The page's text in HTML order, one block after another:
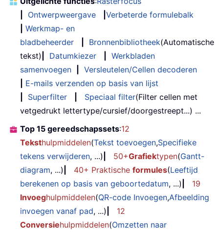
Ontwerpweergave
Verbeterde formulebalk
Werkmap- en
bladbeheerder
Bronnenbibliotheek(Automatische
tekst)
Datumkiezer
Werkbladen
samenvoegen
Versleutelen/Cellen decoderen
E-mails verzenden op basis van lijst
Superfilter Speciaal filter(Filter cellen met
vetgedrukt lettertype/cursief/doorgestreept...) ...
Top 15 gereedschapssets:12
Teksthulpmiddelen(Tekst toevoegen,Specifieke
tekens verwijderen, ...) 50+Grafiektypen(Gantt-
diagram, ...) 40+ Praktische formules(Leeftijd
berekenen op basis van geboortedatum, ...)
19
Invoeghulpmiddelen(QR-code Invoegen,Afbeelding
invoegen vanaf pad, ...)
12
Conversiehulpmiddelen(Omzetten naar